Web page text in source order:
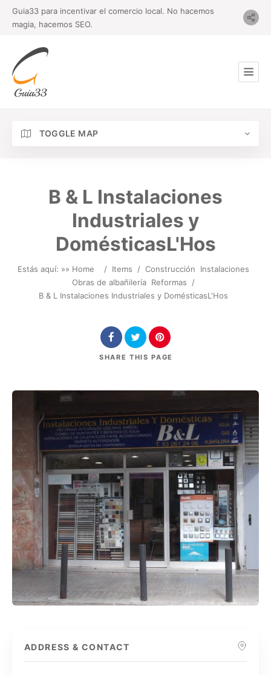
Guia33 para incentivar el comercio local. No hacemos
magia, hacemos SEO.
TOGGLE MAP
B & L Instalaciones
Industriales y
DomésticasL'Hos
Estás aquí: »» Home / Items / Construcción
Instalaciones
Obras de albañilería Reformas
/
B & L Instalaciones Industriales y DomésticasL'Hos
SHARE THIS PAGE
ADDRESS & CONTACT